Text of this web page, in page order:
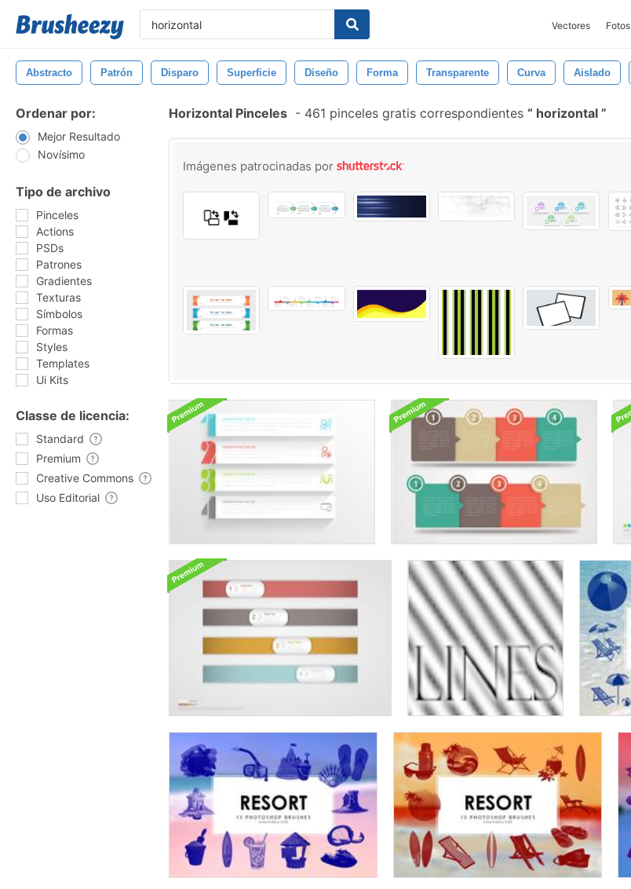
Vectores Fotos
Abstracto Patrón Disparo Superficie Diseño Forma Transparente Curva Aislado
Ordenar por:
Mejor Resultado
Novísimo
Tipo de archivo
Pinceles
Actions
PSDs
Patrones
Gradientes
Texturas
Símbolos
Formas
Styles
Templates
Ui Kits
Classe de licencia:
Standard
Premium
Creative Commons
Uso Editorial
Horizontal Pinceles - 461 pinceles gratis correspondientes horizontal
Imágenes patrocinadas por